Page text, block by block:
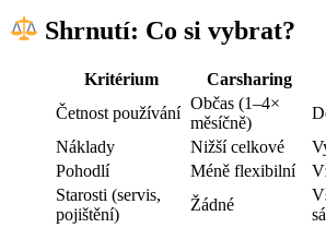
Shrnutí: Co si vybrat?
Kritérium Carsharing
Četnost používání
Občas (1–4×
měsíčně)
Náklady
Nižší celkové
Pohodlí
Méně flexibilní
Starosti (servis,
pojištění)
Žádné